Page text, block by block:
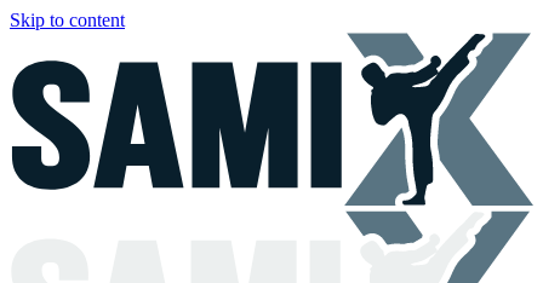
Skip to content